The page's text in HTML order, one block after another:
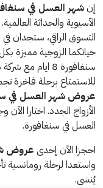
إنشهر العسل في
الآسيوية والحداثة
التسوق الراقي، ستجدان
حياتكما الزوجية مميزة
سنغافورة 8 ايام مع شركة سرب -افضل
للاستمتاع برحلة فاخرة
عروض شهر العسل في
الأزواج الجدد. اختارا
العسل في سنغافورة.
احجزا الآن إحدى عروض
واستعدا لرحلة رومانسية
يُنسى.